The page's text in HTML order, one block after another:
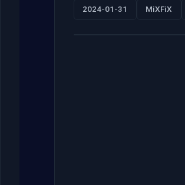
2024-01-31 MiXFiX